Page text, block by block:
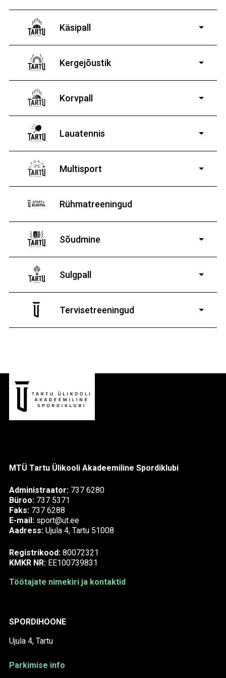
poistele ja tüdrukutele
Käsipall
Kergejõustik
Korvpall
Lauatennis
poistele ja tüdrukutele
Multisport
Rühmatreeningud
Sõudmine
poistele ja tüdrukutele
Sulgpall
poistele ja tüdrukutele
Tervisetreeningud
MTÜ Tartu Ülikooli Akadeemiline Spordiklubi
Administraator: 737 6280
Büroo: 737 5371
Faks: 737 6288
E-mail: sport@ut.ee
Aadress: Ujula 4, Tartu 51008
Registrikood: 80072321
KMKR NR: EE100739831
Töötajate nimekiri ja kontaktid
SPORDIHOONE
Ujula 4, Tartu
Parkimise info